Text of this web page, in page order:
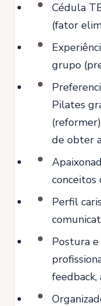
Cédula
(fator
grupo
Pilates
de obter
Perfil
Postura